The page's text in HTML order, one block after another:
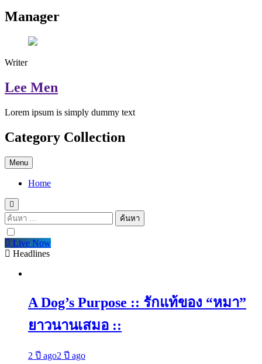
Manager
Writer
Lee Men
Lorem ipsum is simply dummy text
Category Collection
Menu
Home
ค้นหา
สำหรับ:
Live Now
Headlines
A Dog’s Purpose :: รักแท้ของ “หมา”
ยาวนานเสมอ ::
2 ปี ago2 ปี ago